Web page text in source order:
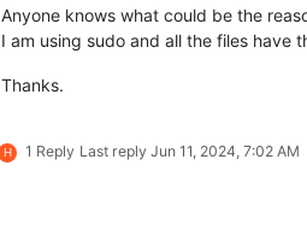
Anyone knows what could be the
I am using sudo and all the files have
Thanks.
H 1 Reply Last reply Jun 11, 2024, 7:02 AM